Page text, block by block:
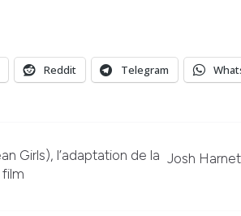
Reddit Telegram
Girls), l’adaptation de la Josh